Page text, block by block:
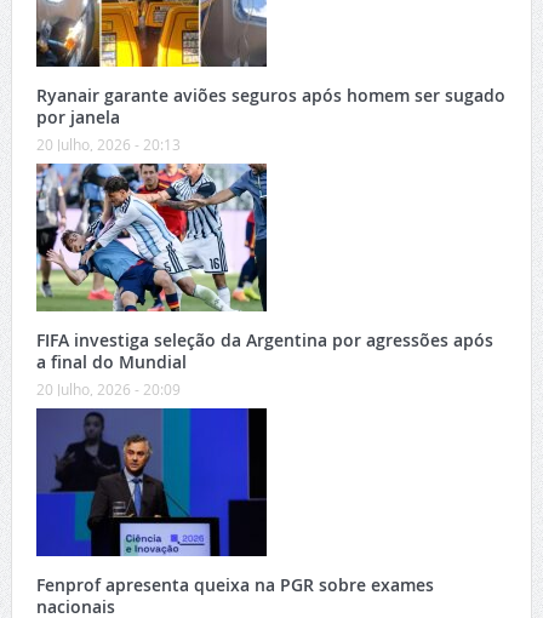
Ryanair garante aviões seguros após homem ser sugado
por janela
20 Julho, 2026 - 20:13
FIFA investiga seleção da Argentina por agressões após
a final do Mundial
20 Julho, 2026 - 20:09
Fenprof apresenta queixa na PGR sobre exames
nacionais